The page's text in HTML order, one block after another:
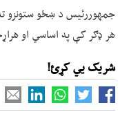
جمهوررئیس د ښځو ستونزو
هر ډګر کې په اساسي او
شریک یي کړئ!